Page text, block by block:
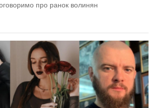
про ранок волинян